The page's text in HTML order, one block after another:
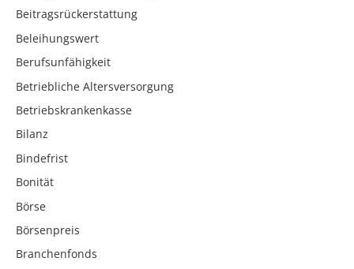
Beitragsrückerstattung
Beleihungswert
Berufsunfähigkeit
Betriebliche Altersversorgung
Betriebskrankenkasse
Bilanz
Bindefrist
Bonität
Börse
Börsenpreis
Branchenfonds